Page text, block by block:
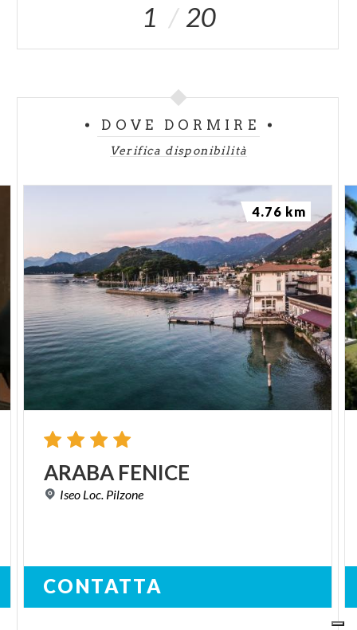
1 20
DOVE DORMIRE
Verifica disponibilità
ARABA FENICE
Iseo Loc. Pilzone
CONTATTA
4.76 km